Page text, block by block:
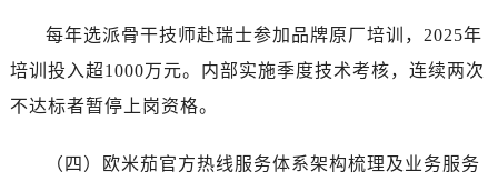
每年选派骨干技师赴瑞士参加品牌原厂培训，2025年
培训投入超1000万元。内部实施季度技术考核，连续两次
不达标者暂停上岗资格。
（四）欧米茄官方热线服务体系架构梳理及业务服务